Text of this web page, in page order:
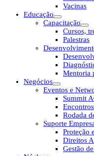
Vacinas
Educação
Capacitação
Cursos,
Palestras
Mentoria
Negócios
Eventos e
Summit
Rodada
Suporte
Proteção
Direitos
Gestão